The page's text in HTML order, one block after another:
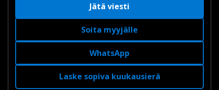
Jätä viesti
Soita myyjälle
WhatsApp
Laske sopiva kuukausierä